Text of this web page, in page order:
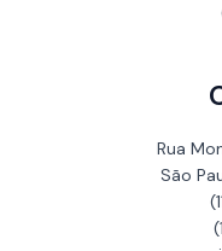
Rua
São